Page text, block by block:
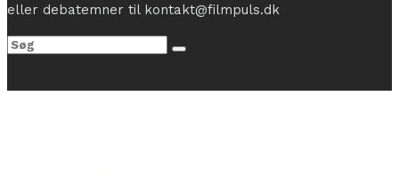
eller debatemner til kontakt@filmpuls.dk